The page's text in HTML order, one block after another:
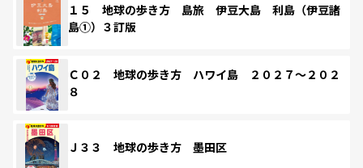
１５ 地球の歩き方 島旅 伊豆大島 利島（伊豆諸
島①）３訂版
Ｃ０２ 地球の歩き方 ハワイ島 ２０２７～２０２
８
Ｊ３３ 地球の歩き方 墨田区